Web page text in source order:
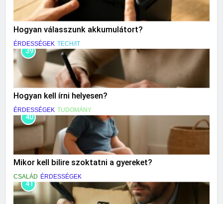
Hogyan válasszunk akkumulátort?
ÉRDESSÉGEK TECH/IT
39
Hogyan kell írni helyesen?
ÉRDESSÉGEK TUDOMÁNY
40
Mikor kell bilire szoktatni a gyereket?
CSALÁD ÉRDESSÉGEK
41